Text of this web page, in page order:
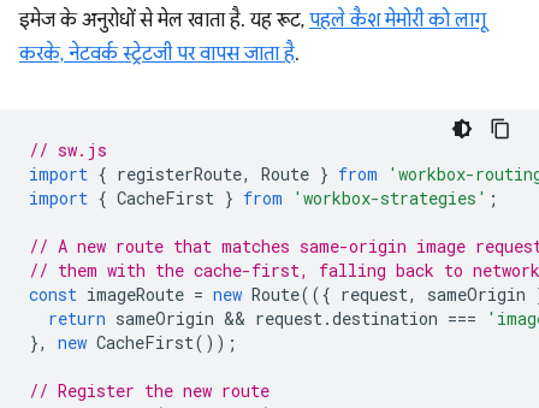
इमेज के अनुरोधों से मेल खाता है. यह रूट, पहले कैश मेमोरी को लागू
करके, नेटवर्क स्ट्रेटजी पर वापस जाता है.
// sw.js
import { registerRoute, Route } from
'workbox-
import { CacheFirst } from 'workbox-strategies' ;
// A new route that matches same-origin image
// them with the cache-first, falling back to
const imageRoute = new Route(({ request, sameOrigin
return sameOrigin && request.destination ===
},
new CacheFirst());
// Register the new route